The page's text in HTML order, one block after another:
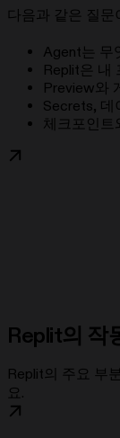
다음과 같은 질
Agent는 무
Replit은 내
Preview와
Secrets, 데
체크포인트
Replit의 작
Replit의 주요 부
요.